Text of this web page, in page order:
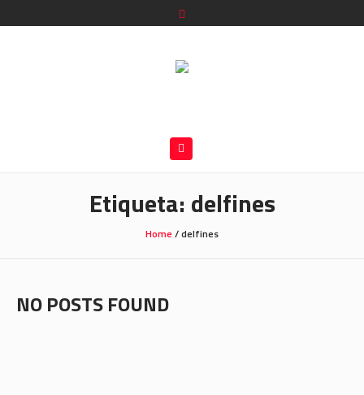
Etiqueta: delfines
Home/delfines
NO POSTS FOUND